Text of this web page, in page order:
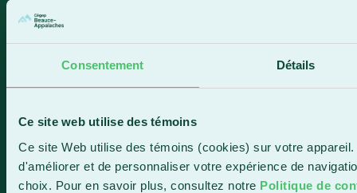
Consentement Détails
Ce site web utilise des témoins
Ce site Web utilise des témoins (cookies) sur votre
d'améliorer et de personnaliser votre expérience de
choix. Pour en savoir plus, consultez notre Politique de
418 387-8896
Lac-Mégantic (Québec) G6B 3B4
Horaire de la réception
Lundi-vendredi : 8 h à 16 h